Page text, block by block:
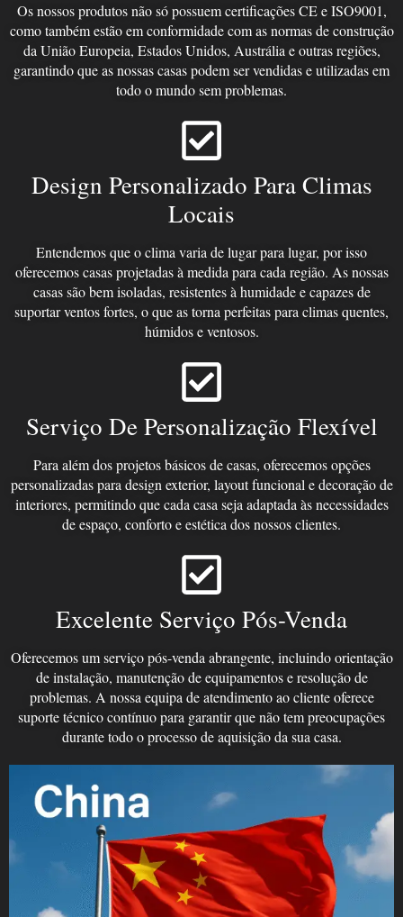
Os nossos produtos não só possuem certificações CE e ISO9001,
como também estão em conformidade com as normas de construção
da União Europeia, Estados Unidos, Austrália e outras regiões,
garantindo que as nossas casas podem ser vendidas e utilizadas em
todo o mundo sem problemas.
Design Personalizado Para Climas
Locais
Entendemos que o clima varia de lugar para lugar, por isso
oferecemos casas projetadas à medida para cada região. As nossas
casas são bem isoladas, resistentes à humidade e capazes de
suportar ventos fortes, o que as torna perfeitas para climas quentes,
húmidos e ventosos.
Serviço De Personalização Flexível
Para além dos projetos básicos de casas, oferecemos opções
personalizadas para design exterior, layout funcional e decoração de
interiores, permitindo que cada casa seja adaptada às necessidades
de espaço, conforto e estética dos nossos clientes.
Excelente Serviço Pós-Venda
Oferecemos um serviço pós-venda abrangente, incluindo orientação
de instalação, manutenção de equipamentos e resolução de
problemas. A nossa equipa de atendimento ao cliente oferece
suporte técnico contínuo para garantir que não tem preocupações
durante todo o processo de aquisição da sua casa.